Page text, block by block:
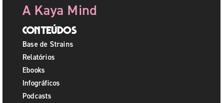
A Kaya Mind
Conteúdos
Base de Strains
Relatórios
Ebooks
Infográficos
Podcasts